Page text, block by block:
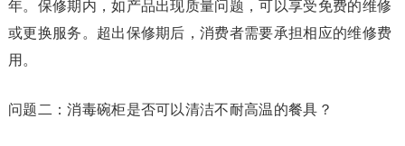
年。保修期内，如产品出现质量问题，可以享受免费的维修
或更换服务。超出保修期后，消费者需要承担相应的维修费
用。
问题二：消毒碗柜是否可以清洁不耐高温的餐具？